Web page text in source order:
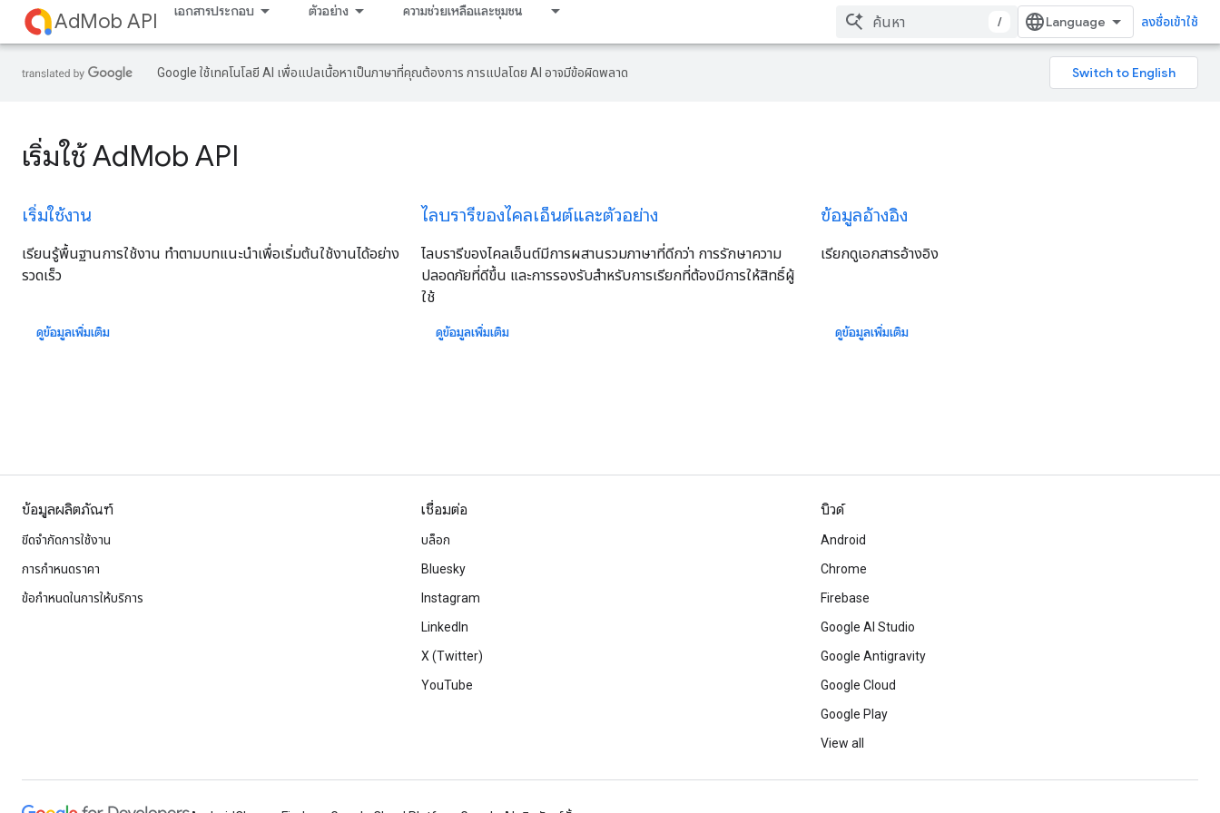
AdMob API เอกสารประกอบ ตัวอย่าง ความช่วยเหลือและชุมชน
/ ลงชื่อเข้าใช้
Google ใช้เทคโนโลยี AI เพื่อแปลเนื้อหาเป็นภาษาที่คุณต้องการ การแปลโดย AI อาจมีข้อผิดพลาด
เริ่มใช้ AdMob API
เริ่มใช้งาน
เรียนรู้พื้นฐานการใช้งาน ทำตามบทแนะนำเพื่อเริ่มต้นใช้งานได้อย่าง
รวดเร็ว
ดูข้อมูลเพิ่มเติม
ไลบรารีของไคลเอ็นต์และตัวอย่าง
ไลบรารีของไคลเอ็นต์มีการผสานรวมภาษาที่ดีกว่า การรักษาความ
ปลอดภัยที่ดีขึ้น และการรองรับสำหรับการเรียกที่ต้องมีการให้สิทธิ์ผู้
ใช้
ดูข้อมูลเพิ่มเติม
ข้อมูลอ้างอิง
เรียกดูเอกสารอ้างอิง
ดูข้อมูลเพิ่มเติม
ข้อมูลผลิตภัณฑ์
ขีดจำกัดการใช้งาน
การกำหนดราคา
ข้อกำหนดในการให้บริการ
เชื่อมต่อ
บล็อก
Bluesky
Instagram
LinkedIn
X (Twitter)
YouTube
บิวด์
Android
Chrome
Firebase
Google AI Studio
Google Antigravity
Google Cloud
Google Play
View all